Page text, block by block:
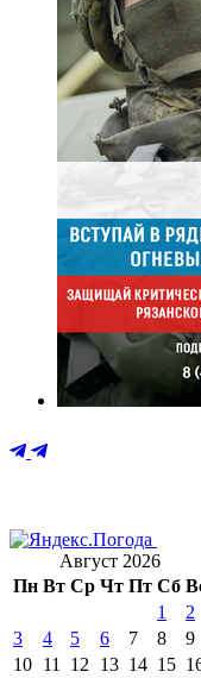
Август 2026
Пн Вт Ср Чт Пт Сб
1
2
3
4 5 6 7 8
9
10 11 12 13 14 15